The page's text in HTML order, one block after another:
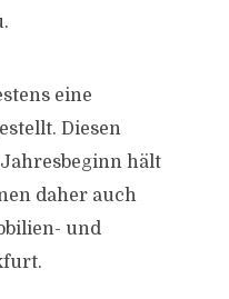
eine
Diesen
hält
daher auch
und